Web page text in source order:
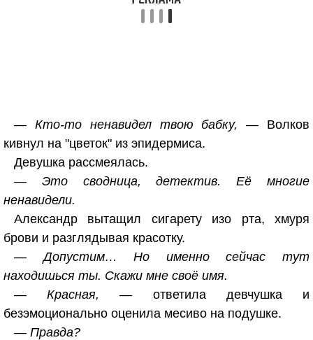
— Кто-то ненавидел твою бабку, — Волков
кивнул на "цветок" из эпидермиса.
Девушка рассмеялась.
— Это сводница, детектив. Её многие
ненавидели.
Александр вытащил сигарету изо рта, хмуря
брови и разглядывая красотку.
— Допустим… Но именно сейчас тут
находишься ты. Скажи мне своё имя.
— Красная, — ответила девчушка и
безэмоционально оценила месиво на подушке.
— Правда?